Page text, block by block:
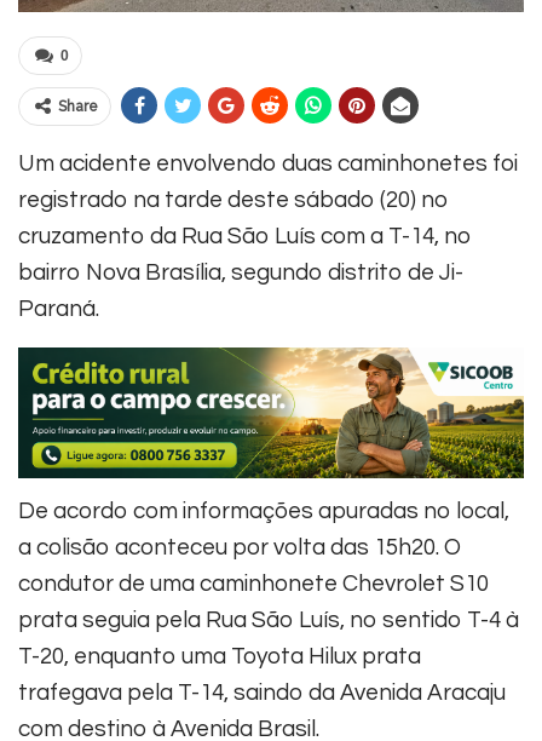
0
Share
Um acidente envolvendo duas caminhonetes foi
registrado na tarde deste sábado (20) no
cruzamento da Rua São Luís com a T-14, no
bairro Nova Brasília, segundo distrito de Ji-
Paraná.
De acordo com informações apuradas no local,
a colisão aconteceu por volta das 15h20. O
condutor de uma caminhonete Chevrolet S10
prata seguia pela Rua São Luís, no sentido T-4 à
T-20, enquanto uma Toyota Hilux prata
trafegava pela T-14, saindo da Avenida Aracaju
com destino à Avenida Brasil.